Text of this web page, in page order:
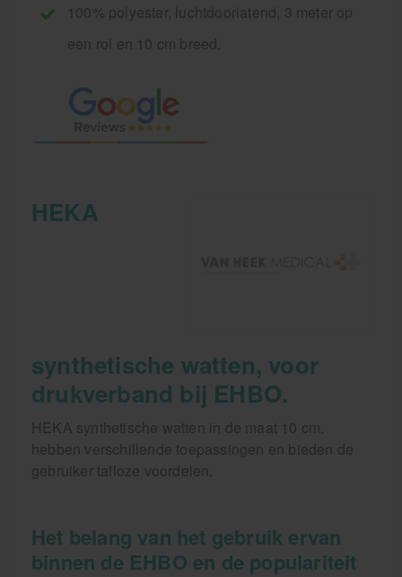
100% polyester, luchtdoorlatend, 3 meter op
een rol en 10 cm breed.
HEKA
synthetische watten, voor
drukverband bij EHBO.
HEKA synthetische watten in de maat 10 cm.
hebben verschillende toepassingen en bieden de
gebruiker talloze voordelen.
Het belang van het gebruik ervan
binnen de EHBO en de populariteit